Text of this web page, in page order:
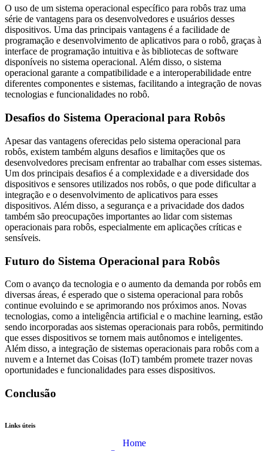
O uso de um sistema operacional específico para robôs traz uma
série de vantagens para os desenvolvedores e usuários desses
dispositivos. Uma das principais vantagens é a facilidade de
programação e desenvolvimento de aplicativos para o robô, graças à
interface de programação intuitiva e às bibliotecas de software
disponíveis no sistema operacional. Além disso, o sistema
operacional garante a compatibilidade e a interoperabilidade entre
diferentes componentes e sistemas, facilitando a integração de novas
tecnologias e funcionalidades no robô.
Desafios do Sistema Operacional para Robôs
Apesar das vantagens oferecidas pelo sistema operacional para
robôs, existem também alguns desafios e limitações que os
desenvolvedores precisam enfrentar ao trabalhar com esses sistemas.
Um dos principais desafios é a complexidade e a diversidade dos
dispositivos e sensores utilizados nos robôs, o que pode dificultar a
integração e o desenvolvimento de aplicativos para esses
dispositivos. Além disso, a segurança e a privacidade dos dados
também são preocupações importantes ao lidar com sistemas
operacionais para robôs, especialmente em aplicações críticas e
sensíveis.
Futuro do Sistema Operacional para Robôs
Com o avanço da tecnologia e o aumento da demanda por robôs em
diversas áreas, é esperado que o sistema operacional para robôs
continue evoluindo e se aprimorando nos próximos anos. Novas
tecnologias, como a inteligência artificial e o machine learning, estão
sendo incorporadas aos sistemas operacionais para robôs, permitindo
que esses dispositivos se tornem mais autônomos e inteligentes.
Além disso, a integração de sistemas operacionais para robôs com a
nuvem e a Internet das Coisas (IoT) também promete trazer novas
oportunidades e funcionalidades para esses dispositivos.
Conclusão
Links úteis
Home